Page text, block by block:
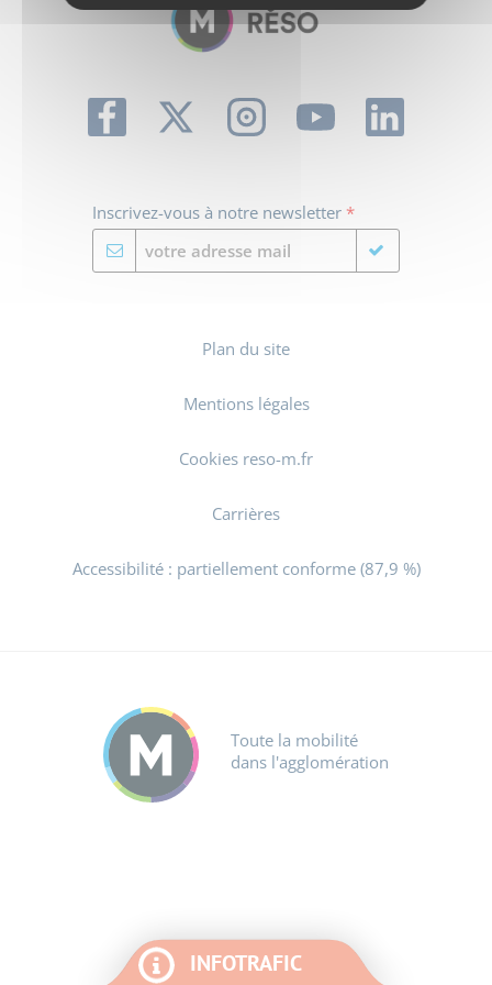
INFOTRAFIC
Inscrivez-vous à notre newsletter *
Plan du site
Mentions légales
Cookies reso-m.fr
Carrières
Accessibilité : partiellement conforme (87,9 %)
Toute la mobilité
dans l'agglomération